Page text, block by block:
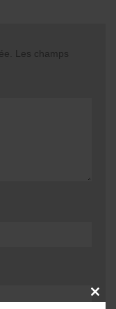
Les champs
CLOSE